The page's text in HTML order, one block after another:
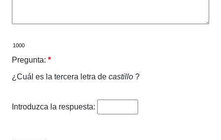
Pregunta: *
¿Cuál es la tercera letra de castillo ?
Introduzca la respuesta: